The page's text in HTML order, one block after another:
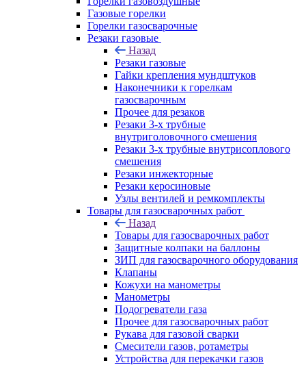
Газовые горелки
Горелки газосварочные
Резаки газовые
Назад
Резаки газовые
Гайки крепления мундштуков
Наконечники к горелкам
газосварочным
Прочее для резаков
Резаки 3-х трубные
внутриголовочного смешения
Резаки 3-х трубные внутрисоплового
смешения
Резаки инжекторные
Резаки керосиновые
Узлы вентилей и ремкомплекты
Товары для газосварочных работ
Назад
Товары для газосварочных работ
Защитные колпаки на баллоны
ЗИП для газосварочного оборудования
Клапаны
Кожухи на манометры
Манометры
Подогреватели газа
Прочее для газосварочных работ
Рукава для газовой сварки
Смесители газов, ротаметры
Устройства для перекачки газов